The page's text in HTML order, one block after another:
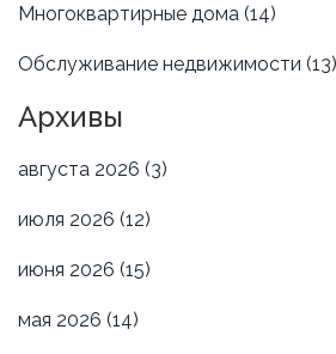
Многоквартирные дома (14)
Обслуживание недвижимости (13)
Архивы
августа 2026 (3)
июля 2026 (12)
июня 2026 (15)
мая 2026 (14)